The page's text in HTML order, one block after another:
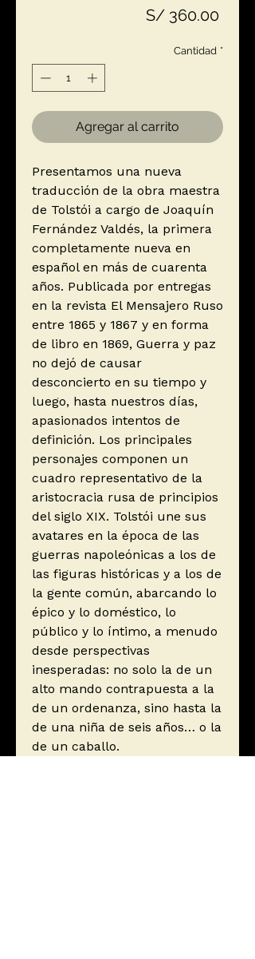
S/ 360.00Precio
Cantidad *
Agregar al carrito
Presentamos una nueva
traducción de la obra maestra
de Tolstói a cargo de Joaquín
Fernández Valdés, la primera
completamente nueva en
español en más de cuarenta
años. Publicada por entregas
en la revista El Mensajero Ruso
entre 1865 y 1867 y en forma
de libro en 1869, Guerra y paz
no dejó de causar
desconcierto en su tiempo y
luego, hasta nuestros días,
apasionados intentos de
definición. Los principales
personajes componen un
cuadro representativo de la
aristocracia rusa de principios
del siglo XIX. Tolstói une sus
avatares en la época de las
guerras napoleónicas a los de
las figuras históricas y a los de
la gente común, abarcando lo
épico y lo doméstico, lo
público y lo íntimo, a menudo
desde perspectivas
inesperadas: no solo la de un
alto mando contrapuesta a la
de un ordenanza, sino hasta la
de una niña de seis años… o la
de un caballo.